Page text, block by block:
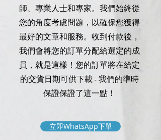
師、專業人士和專家。我們始終從
您的角度考慮問題，以確保您獲得
最好的文章和服務。收到付款後，
我們會將您的訂單分配給選定的成
員，就是這樣！您的訂單將在給定
的交貨日期可供下載 - 我們的準時
保證保證了這一點！
立即WhatsApp下單